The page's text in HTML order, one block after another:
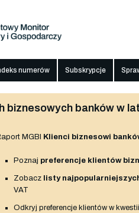
numerów Subskrypcje
biznesowych banków w
MGBI Klienci biznesowi
Poznaj preferencje klientów
Zobacz listy
VAT
Odkryj preferencje klientów w